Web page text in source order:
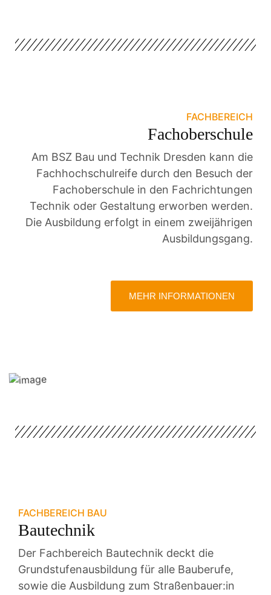
FACHBEREICH
Fachoberschule
Am BSZ Bau und Technik Dresden kann die
Fachhochschulreife durch den Besuch der
Fachoberschule in den Fachrichtungen
Technik oder Gestaltung erworben werden.
Die Ausbildung erfolgt in einem zweijährigen
Ausbildungsgang.
MEHR INFORMATIONEN
FACHBEREICH BAU
Bautechnik
Der Fachbereich Bautechnik deckt die
Grundstufenausbildung für alle Bauberufe,
sowie die Ausbildung zum Straßenbauer:in